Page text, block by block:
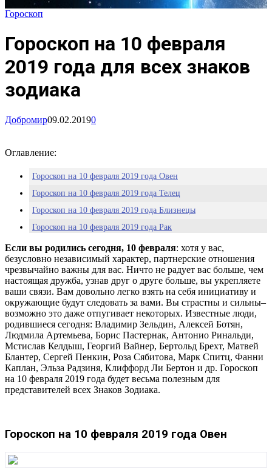
Гороскоп
Гороскоп на 10 февраля
2019 года для всех знаков
зодиака
Добромир09.02.20190
Оглавление:
Гороскоп на 10 февраля 2019 года Овен
Гороскоп на 10 февраля 2019 года Телец
Гороскоп на 10 февраля 2019 года Близнецы
Гороскоп на 10 февраля 2019 года Рак
Гороскоп на 10 февраля 2019 года Лев
Гороскоп на 10 февраля 2019 года Дева
Гороскоп на 10 февраля 2019 года Весы
Гороскоп на 10 февраля 2019 года Скорпион
Гороскоп на 10 февраля 2019 года Стрелец
Гороскоп на 10 февраля 2019 года Козерог
Гороскоп на 10 февраля 2019 года Водолей
Гороскоп на 10 февраля 2019 года Рыбы
Если вы родились сегодня, 10 февраля: хотя у вас,
безусловно независимый характер, партнерские отношения
чрезвычайно важны для вас. Ничто не радует вас больше, чем
настоящая дружба, узнав друг о друге больше, вы укрепляете
ваши связи. Вам довольно легко взять на себя инициативу и
окружающие будут следовать за вами. Вы страстны и сильны–
возможно это даже отпугивает некоторых. Известные люди,
родившиеся сегодня: Владимир Зельдин, Алексей Ботян,
Людмила Артемьева, Борис Пастернак, Антонио Ринальди,
Мстислав Келдыш, Георгий Вайнер, Бертольд Брехт, Матвей
Блантер, Сергей Пенкин, Роза Сябитова, Марк Спитц, Фанни
Каплан, Эльза Радзиня, Клиффорд Ли Бертон и др. Гороскоп
на 10 февраля 2019 года будет весьма полезным для
представителей всех Знаков Зодиака.
Гороскоп на 10 февраля 2019 года Овен